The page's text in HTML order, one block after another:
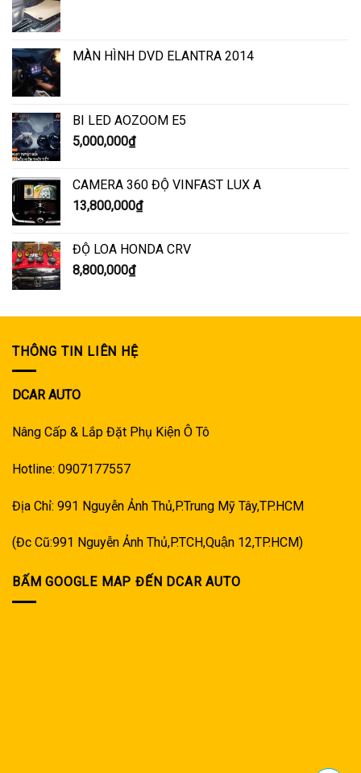
MÀN HÌNH DVD ELANTRA 2014
BI LED AOZOOM E5
5,000,000₫
CAMERA 360 ĐỘ VINFAST LUX A
13,800,000₫
ĐỘ LOA HONDA CRV
8,800,000₫
THÔNG TIN LIÊN HỆ
DCAR AUTO
Nâng Cấp & Lắp Đặt Phụ Kiện Ô Tô
Hotline: 0907177557
Địa Chỉ: 991 Nguyễn Ảnh Thủ,P.Trung Mỹ Tây,TP.HCM
(Đc Cũ:991 Nguyễn Ảnh Thủ,P.TCH,Quận 12,TP.HCM)
BẤM GOOGLE MAP ĐẾN DCAR AUTO